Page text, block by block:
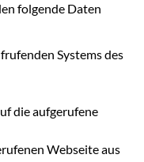
folgende Daten
Systems des
die aufgerufene
Webseite aus